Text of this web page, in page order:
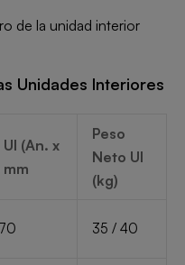
de la unidad interior
Unidades Interiores
(An. x
Peso
Neto UI
(kg)
35 / 40